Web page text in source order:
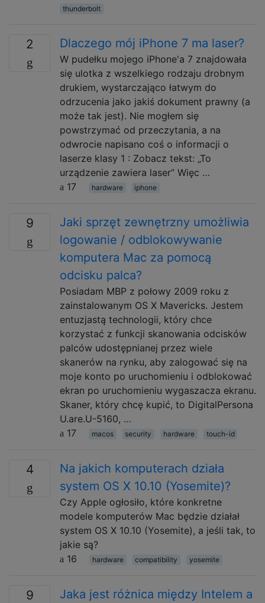
thunderbolt
2 Dlaczego mój iPhone 7 ma laser?
W pudełku mojego iPhone'a 7 znajdowała
się ulotka z wszelkiego rodzaju drobnym
drukiem, wystarczająco łatwym do
odrzucenia jako jakiś dokument prawny (a
może tak jest). Nie mogłem się
powstrzymać od przeczytania, a na
odwrocie napisano coś o informacji o
laserze klasy 1 : Zobacz tekst: „To
urządzenie zawiera laser” Więc …
17
hardware iphone
9
Jaki sprzęt zewnętrzny umożliwia
logowanie / odblokowywanie
komputera Mac za pomocą
odcisku palca?
Posiadam MBP z połowy 2009 roku z
zainstalowanym OS X Mavericks. Jestem
entuzjastą technologii, który chce
korzystać z funkcji skanowania odcisków
palców udostępnianej przez wiele
skanerów na rynku, aby zalogować się na
moje konto po uruchomieniu i odblokować
ekran po uruchomieniu wygaszacza ekranu.
Skaner, który chcę kupić, to DigitalPersona
U.are.U-5160, …
17
macos security hardware touch-id
4
Na jakich komputerach działa
system OS X 10.10 (Yosemite)?
Czy Apple ogłosiło, które konkretne
modele komputerów Mac będzie działał
system OS X 10.10 (Yosemite), a jeśli tak, to
jakie są?
16
hardware compatibility yosemite
9
Jaka jest różnica między Intelem a